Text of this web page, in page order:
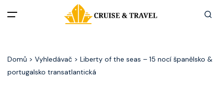
Akční nabídky
Domů > Vyhledávač > Liberty of the seas – 15 nocí španělsko &
portugalsko transatlantická